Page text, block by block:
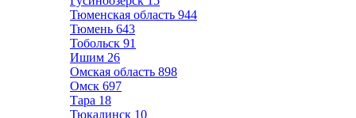
Тюменская область 944
Тюмень 643
Тобольск 91
Ишим 26
Омская область 898
Омск 697
Тара 18
Тюкалинск 10